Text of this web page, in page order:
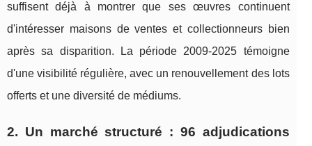
suffisent déjà à montrer que ses œuvres continuent
d'intéresser maisons de ventes et collectionneurs bien
après sa disparition. La période 2009‑2025 témoigne
d'une visibilité régulière, avec un renouvellement des lots
offerts et une diversité de médiums.
2. Un marché structuré : 96 adjudications